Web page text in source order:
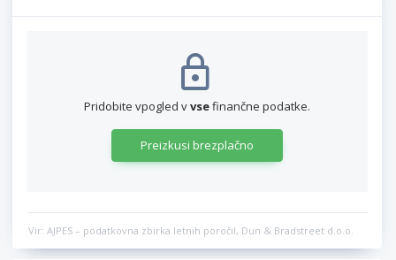
Pridobite vpogled vvsefinančne podatke.
Preizkusi brezplačno
Vir: AJPES – podatkovna zbirka letnih poročil, Dun & Bradstreet d.o.o.